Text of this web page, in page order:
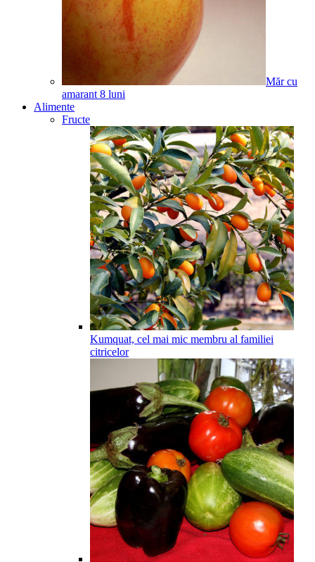
Măr cu
amarant 8 luni
Alimente
Fructe
Kumquat, cel mai mic membru al familiei
citricelor